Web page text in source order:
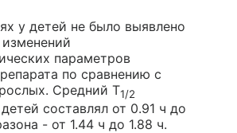
у детей не было выявлено
параметров
по сравнению с
Средний T1/2
составлял от 0.91 ч до
- от 1.44 ч до 1.88 ч.